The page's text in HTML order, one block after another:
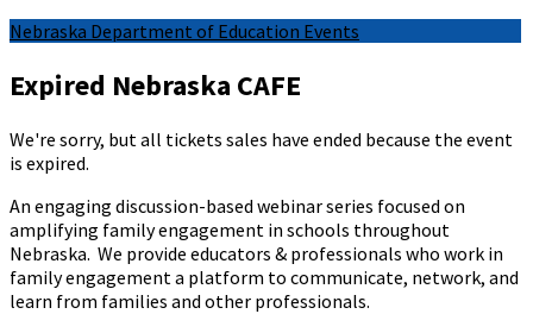
Nebraska Department of Education Events
Expired Nebraska CAFE
We're sorry, but all tickets sales have ended because the event
is expired.
An engaging discussion-based webinar series focused on
amplifying family engagement in schools throughout
Nebraska. We provide educators & professionals who work in
family engagement a platform to communicate, network, and
learn from families and other professionals.